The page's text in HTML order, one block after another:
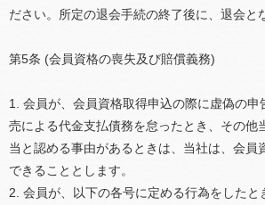
ださい。所定の退会手続の終了後に、退会と
第5条 (会員資格の喪失及び賠償義務)
1. 会員が、会員資格取得申込の際に虚偽の申
売による代金支払債務を怠ったとき、その他
当と認める事由があるときは、当社は、会員
できることとします。
2. 会員が、以下の各号に定める行為をしたと